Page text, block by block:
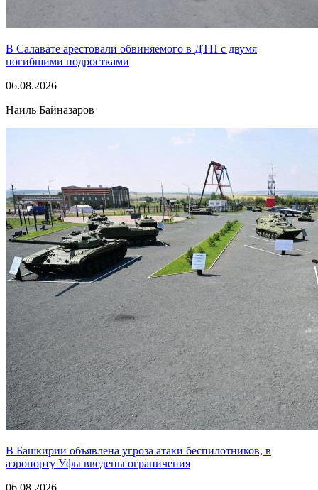
В Салавате арестовали обвиняемого в ДТП с двумя
погибшими подростками
06.08.2026
Наиль Байназаров
В Башкирии объявлена угроза атаки беспилотников, в
аэропорту Уфы введены ограничения
06.08.2026